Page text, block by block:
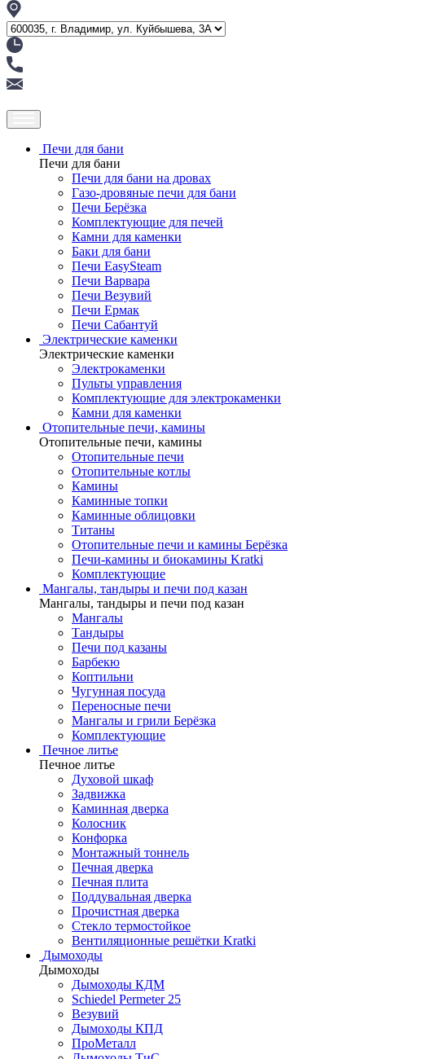
Печи для бани
Печи для бани
Печи для бани на дровах
Газо-дровяные печи для бани
Печи Берёзка
Комплектующие для печей
Камни для каменки
Баки для бани
Печи EasySteam
Печи Варвара
Печи Везувий
Печи Ермак
Печи Сабантуй
Электрические каменки
Электрические каменки
Электрокаменки
Пульты управления
Комплектующие для электрокаменки
Камни для каменки
Отопительные печи, камины
Отопительные печи, камины
Отопительные печи
Отопительные котлы
Камины
Каминные топки
Каминные облицовки
Титаны
Отопительные печи и камины Берёзка
Печи-камины и биокамины Kratki
Комплектующие
Мангалы, тандыры и печи под казан
Мангалы, тандыры и печи под казан
Мангалы
Тандыры
Печи под казаны
Барбекю
Коптильни
Чугунная посуда
Переносные печи
Мангалы и грили Берёзка
Комплектующие
Печное литье
Печное литье
Духовой шкаф
Задвижка
Каминная дверка
Колосник
Конфорка
Монтажный тоннель
Печная дверка
Печная плита
Поддувальная дверка
Прочистная дверка
Стекло термостойкое
Вентиляционные решётки Kratki
Дымоходы
Дымоходы
Дымоходы КДМ
Schiedel Permeter 25
Везувий
Дымоходы КПД
ПроМеталл